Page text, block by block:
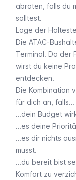
abraten, falls du
solltest.
Lage der
Die ATAC-
Terminal. Da der
wirst du keine
entdecken.
Die Kombination
für dich an, falls…
…dein Budget
…es deine
…es dir nichts
musst.
…du bereit bist
Komfort zu